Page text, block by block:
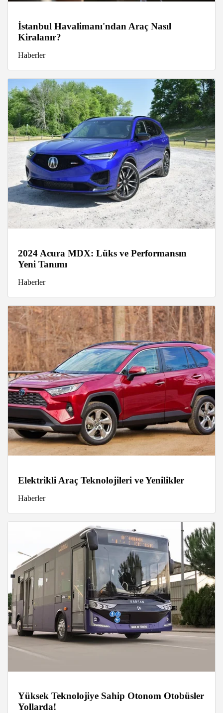
İstanbul Havalimanı'ndan Araç Nasıl
Kiralanır?
Haberler
2024 Acura MDX: Lüks ve Performansın
Yeni Tanımı
Haberler
Elektrikli Araç Teknolojileri ve Yenilikler
Haberler
Yüksek Teknolojiye Sahip Otonom Otobüsler
Yollarda!